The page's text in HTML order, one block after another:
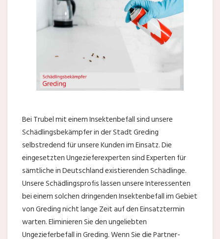
Bei Trubel mit einem Insektenbefall sind unsere
Schädlingsbekämpfer in der Stadt Greding
selbstredend für unsere Kunden im Einsatz. Die
eingesetzten Ungezieferexperten sind Experten für
sämtliche in Deutschland existierenden Schädlinge.
Unsere Schädlingsprofis lassen unsere Interessenten
bei einem solchen dringenden Insektenbefall im Gebiet
von Greding nicht lange Zeit auf den Einsatztermin
warten. Eliminieren Sie den ungeliebten
Ungezieferbefall in Greding. Wenn Sie die Partner-